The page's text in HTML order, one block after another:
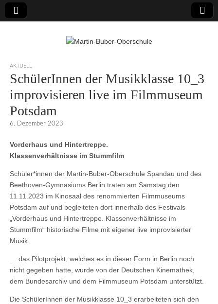
Martin-Buber-
Oberschule
AKTUELL
SchülerInnen der Musikklasse 10_3
improvisieren live im Filmmuseum
Potsdam
6. Dezember 2023
Vorderhaus und Hintertreppe.
Klassenverhältnisse im Stummfilm
Schüler*innen der Martin-Buber-Oberschule Spandau und des
Beethoven-Gymnasiums Berlin traten am Samstag,den
11.11.2023 im Kinosaal des renommierten Filmmuseums
Potsdam auf und begleiteten dort innerhalb des Festivals
„Vorderhaus und Hintertreppe. Klassenverhältnisse im
Stummfilm“ historische Filme mit eigener live improvisierter
Musik.
… das Pilotprojekt, welches es in dieser Form in Berlin noch
nicht gegeben hatte, wurde von der Deutschen Kinemathek,
dem Bundesarchiv und dem Filmmuseum Potsdam unterstützt.
Die SchülerInnen der Musikklasse 10_3 erarbeiteten sich den